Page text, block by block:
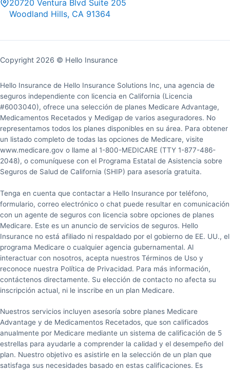
20720 Ventura Blvd Suite 205
Woodland Hills, CA 91364
Copyright 2026 © Hello Insurance
Hello Insurance de Hello Insurance Solutions Inc, una agencia de
seguros independiente con licencia en California (Licencia
#6003040), ofrece una selección de planes Medicare Advantage,
Medicamentos Recetados y Medigap de varios aseguradores. No
representamos todos los planes disponibles en su área. Para obtener
un listado completo de todas las opciones de Medicare, visite
www.medicare.gov o llame al 1-800-MEDICARE (TTY 1-877-486-
2048), o comuníquese con el Programa Estatal de Asistencia sobre
Seguros de Salud de California (SHIP) para asesoría gratuita.
Tenga en cuenta que contactar a Hello Insurance por teléfono,
formulario, correo electrónico o chat puede resultar en comunicación
con un agente de seguros con licencia sobre opciones de planes
Medicare. Este es un anuncio de servicios de seguros. Hello
Insurance no está afiliado ni respaldado por el gobierno de EE. UU., el
programa Medicare o cualquier agencia gubernamental. Al
interactuar con nosotros, acepta nuestros Términos de Uso y
reconoce nuestra Política de Privacidad. Para más información,
contáctenos directamente. Su elección de contacto no afecta su
inscripción actual, ni le inscribe en un plan Medicare.
Nuestros servicios incluyen asesoría sobre planes Medicare
Advantage y de Medicamentos Recetados, que son calificados
anualmente por Medicare mediante un sistema de calificación de 5
estrellas para ayudarle a comprender la calidad y el desempeño del
plan. Nuestro objetivo es asistirle en la selección de un plan que
satisfaga sus necesidades basado en estas calificaciones. Es